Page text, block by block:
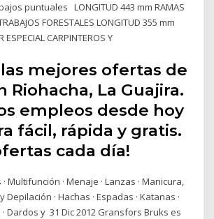
puntuales LONGITUD 443 mm RAMAS
FORESTALES LONGITUD 355 mm
ESPECIAL CARPINTEROS Y
mejores ofertas de
Riohacha, La Guajira.
empleos desde hoy
fácil, rápida y gratis.
cada día!
Multifunción · Menaje · Lanzas · Manicura,
· Hachas · Espadas · Katanas ·
Dardos y 31 Dic 2012 Gransfors Bruks es